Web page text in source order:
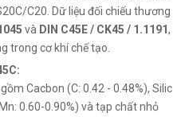
C20. Dữ liệu đối chiếu thương
và DIN C45E / CK45 / 1.1191,
trong cơ khí chế tạo.
Cacbon (C: 0.42 - 0.48%), Silic
0.60-0.90%) và tạp chất nhỏ